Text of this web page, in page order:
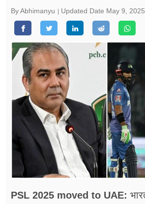
रिलेशनशिप
जीवन मंत्रा
फूड
सेहत
ब्‍यूटी
जॉब्स
शिक्षा
अन्य खबरें
By Abhimanyu
Updated Date May 9, 2025
PSL 2025 moved to UAE: